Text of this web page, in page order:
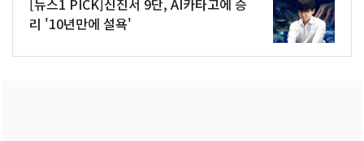
[뉴스1 PICK]신진서 9단, AI카타고에 승
리 '10년만에 설욕'